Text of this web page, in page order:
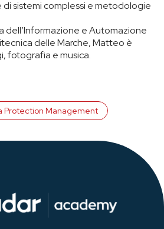
sistemi complessi e metodologie
dell’Informazione e Automazione
delle Marche, Matteo è
fotografia e musica.
Protection Management